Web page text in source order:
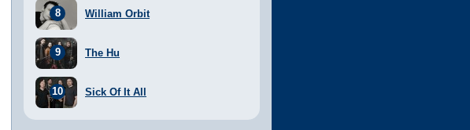
William Orbit
The Hu
Sick Of It All